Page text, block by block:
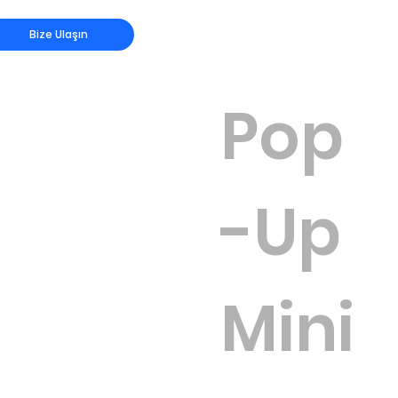
Bize Ulaşın
Pop
-Up
Mini